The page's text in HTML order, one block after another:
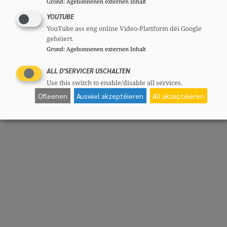
YOUTUBE
YouTube ass eng online Video-Plattform déi Google
gehéiert.
Grond: Agebonnenen externen Inhalt
ALL D'SERVICER USCHALTEN
Use this switch to enable/disable all services.
Ofleenen Auswiel akzeptéieren All akzeptéieren